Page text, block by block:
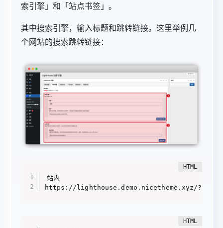
索引擎」和「站点书签」。
其中搜索引擎，输入标题和跳转链接。这里举例几
个网站的搜索跳转链接：
站内
https://lighthouse.demo.nicetheme.xyz/?s=